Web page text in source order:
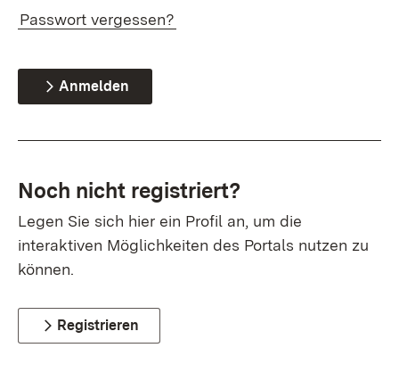
Passwort vergessen?
Anmelden
Noch nicht registriert?
Legen Sie sich hier ein Profil an, um die
interaktiven Möglichkeiten des Portals nutzen zu
können.
Registrieren